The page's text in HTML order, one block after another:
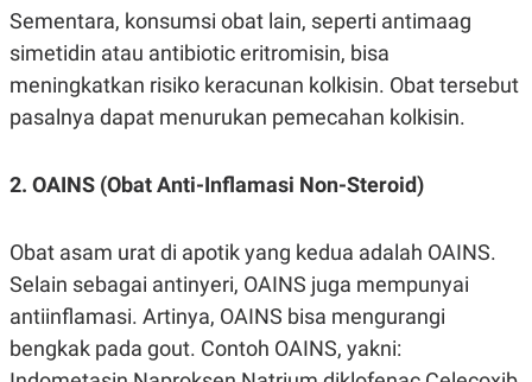
Sementara, konsumsi obat lain, seperti antimaag
simetidin atau antibiotic eritromisin, bisa
meningkatkan risiko keracunan kolkisin. Obat tersebut
pasalnya dapat menurukan pemecahan kolkisin.
2. OAINS (Obat Anti-Inflamasi Non-Steroid)
Obat asam urat di apotik yang kedua adalah OAINS.
Selain sebagai antinyeri, OAINS juga mempunyai
antiinflamasi. Artinya, OAINS bisa mengurangi
bengkak pada gout. Contoh OAINS, yakni: